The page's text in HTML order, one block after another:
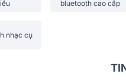
bluetooth cao cấp
nhạc cụ